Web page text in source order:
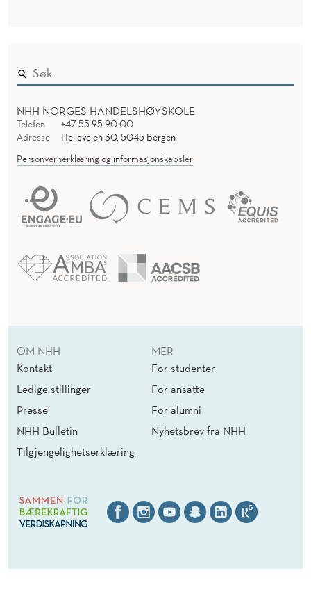
NHH NORGES HANDELSHØYSKOLE
Telefon
+47 55 95 90 00
Adresse
Helleveien 30, 5045 Bergen
Personvernerklæring og informasjonskapsler
OM NHH
Kontakt
Ledige stillinger
Presse
NHH Bulletin
Tilgjengelighetserklæring
MER
For studenter
For ansatte
For alumni
Nyhetsbrev fra NHH